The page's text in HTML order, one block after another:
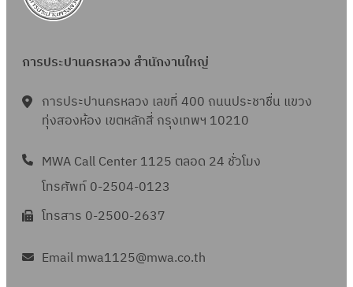
การประปานครหลวง สำนักงานใหญ่
การประปานครหลวง เลขที่ 400 ถนนประชาชื่น แขวง
ทุ่งสองห้อง เขตหลักสี่ กรุงเทพฯ 10210
MWA Call Center 1125 ตลอด 24 ชั่วโมง
โทรศัพท์ 0-2504-0123
โทรสาร 0-2500-2637
Email mwa1125@mwa.co.th